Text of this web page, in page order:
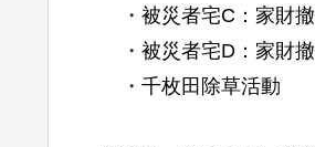
・被災者宅C：家財撤
・被災者宅D：家財撤
・千枚田除草活動